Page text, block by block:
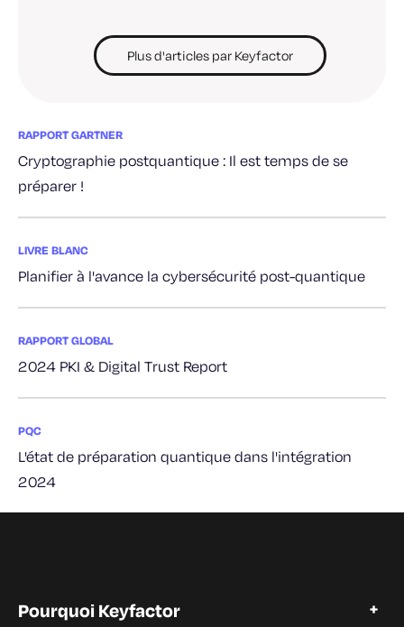
Plus d'articles par Keyfactor
RAPPORT GARTNER
Cryptographie postquantique : Il est temps de se
préparer !
LIVRE BLANC
Planifier à l'avance la cybersécurité post-quantique
RAPPORT GLOBAL
2024 PKI & Digital Trust Report
PQC
L'état de préparation quantique dans l'intégration
2024
Pourquoi Keyfactor